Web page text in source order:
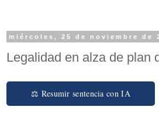
miércoles, 25 de noviembre de
Legalidad en alza de plan
⚖ Resumir sentencia con IA